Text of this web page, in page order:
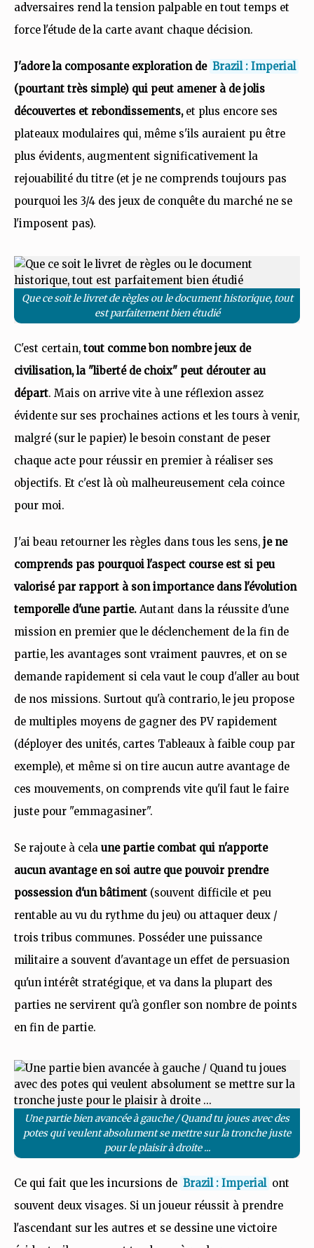
adversaires rend la tension palpable en tout temps et
force l'étude de la carte avant chaque décision.
J'adore la composante exploration de Brazil : Imperial
(pourtant très simple) qui peut amener à de jolis
découvertes et rebondissements, et plus encore ses
plateaux modulaires qui, même s'ils auraient pu être
plus évidents, augmentent significativement la
rejouabilité du titre (et je ne comprends toujours pas
pourquoi les 3/4 des jeux de conquête du marché ne se
l'imposent pas).
Que ce soit le livret de règles ou le document historique, tout
est parfaitement bien étudié
C'est certain, tout comme bon nombre jeux de
civilisation, la "liberté de choix" peut dérouter au
départ. Mais on arrive vite à une réflexion assez
évidente sur ses prochaines actions et les tours à venir,
malgré (sur le papier) le besoin constant de peser
chaque acte pour réussir en premier à réaliser ses
objectifs. Et c'est là où malheureusement cela coince
pour moi.
J'ai beau retourner les règles dans tous les sens, je ne
comprends pas pourquoi l'aspect course est si peu
valorisé par rapport à son importance dans l'évolution
temporelle d'une partie. Autant dans la réussite d'une
mission en premier que le déclenchement de la fin de
partie, les avantages sont vraiment pauvres, et on se
demande rapidement si cela vaut le coup d'aller au bout
de nos missions. Surtout qu'à contrario, le jeu propose
de multiples moyens de gagner des PV rapidement
(déployer des unités, cartes Tableaux à faible coup par
exemple), et même si on tire aucun autre avantage de
ces mouvements, on comprends vite qu'il faut le faire
juste pour "emmagasiner".
Se rajoute à cela une partie combat qui n'apporte
aucun avantage en soi autre que pouvoir prendre
possession d'un bâtiment (souvent difficile et peu
rentable au vu du rythme du jeu) ou attaquer deux /
trois tribus communes. Posséder une puissance
militaire a souvent d'avantage un effet de persuasion
qu'un intérêt stratégique, et va dans la plupart des
parties ne servirent qu'à gonfler son nombre de points
en fin de partie.
Une partie bien avancée à gauche / Quand tu joues avec des
potes qui veulent absolument se mettre sur la tronche juste
pour le plaisir à droite ...
Ce qui fait que les incursions de Brazil : Imperial ont
souvent deux visages. Si un joueur réussit à prendre
l'ascendant sur les autres et se dessine une victoire